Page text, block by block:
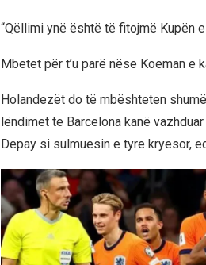
“Qëllimi ynë është të fitojmë Kupën
Mbetet për t’u parë nëse Koeman e
Holandezët do të mbështeten
lëndimet te Barcelona kanë
Depay si sulmuesin e tyre kryesor,